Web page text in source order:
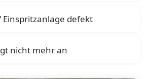
defekt
nicht mehr an